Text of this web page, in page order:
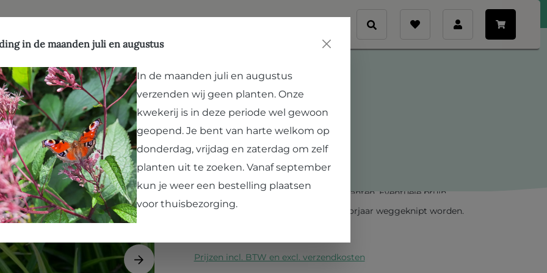
Carex morrowii 'Irish Green'
Zegge
Deze wintergroene Carex morrowii 'Irish Green' vormt stevige
frisgroene pollen die het liefst in de halfschaduw staan. Een
humeuze bodem zorgt voor vitale planten. Eventuele bruin
geworden sprieten kunnen in het voorjaar weggeknipt worden.
Prijzen incl. BTW en excl. verzendkosten
in de maanden juli en augustus
In de maanden juli en augustus
verzenden wij geen planten. Onze
kwekerij is in deze periode wel gewoon
geopend. Je bent van harte welkom op
donderdag, vrijdag en zaterdag om zelf
planten uit te zoeken. Vanaf september
kun je weer een bestelling plaatsen
voor thuisbezorging.